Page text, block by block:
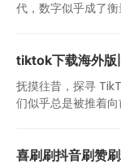
代，数字似乎成了
tiktok下载海外版
抚摸往昔，探寻
们似乎总是被推着
喜刷刷抖音刷赞